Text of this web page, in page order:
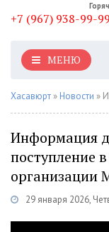
+7 (967) 938-99-99
МЕНЮ
Хасавюрт » Новости »
Информация
поступление
организации
29 января 2026,